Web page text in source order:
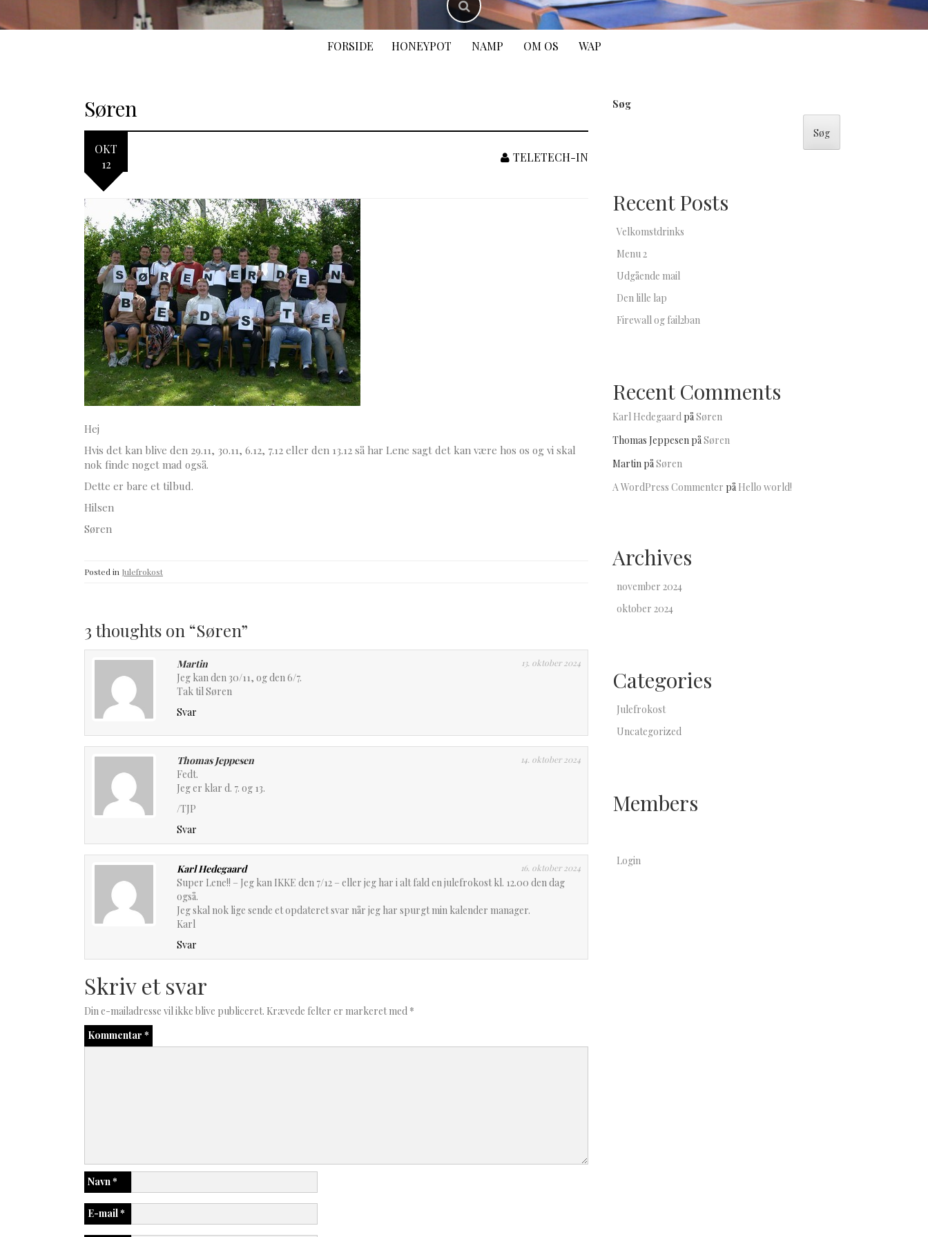
FORSIDE HONEYPOT NAMP OM OS WAP
Søren
OKT
12
TELETECH-IN
Hej
Hvis det kan blive den 29.11, 30.11, 6.12, 7.12 eller den 13.12 så har Lene sagt det kan være hos os og vi skal
nok finde noget mad også.
Dette er bare et tilbud.
Hilsen
Søren
Posted in Julefrokost
3 thoughts on “Søren”
Martin 13. oktober 2024
Jeg kan den 30/11, og den 6/7.
Tak til Søren
Svar
Thomas Jeppesen 14. oktober 2024
Fedt.
Jeg er klar d. 7. og 13.
/TJP
Svar
Karl Hedegaard 16. oktober 2024
Super Lene!! – Jeg kan IKKE den 7/12 – eller jeg har i alt fald en julefrokost kl. 12.00 den dag
også.
Jeg skal nok lige sende et opdateret svar når jeg har spurgt min kalender manager.
Karl
Svar
Skriv et svar
Din e-mailadresse vil ikke blive publiceret. Krævede felter er markeret med *
Kommentar *
Navn*
E-mail*
Søg
Søg
Recent Posts
Velkomstdrinks
Menu 2
Udgående mail
Den lille lap
Firewall og fail2ban
Recent Comments
Karl Hedegaard påSøren
Thomas Jeppesen påSøren
Martin påSøren
A WordPress Commenter på Hello world!
Archives
november 2024
oktober 2024
Categories
Julefrokost
Uncategorized
Members
Login